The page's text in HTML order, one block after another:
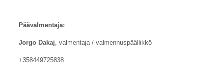
Päävalmentaja:
Jorgo Dakaj , valmentaja / valmennuspäällikkö
+358449725838